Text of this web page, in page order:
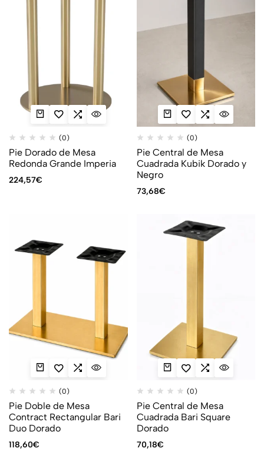
(0)
Pie Dorado de Mesa
Redonda Grande Imperia
224,57€
(0)
Pie Central de Mesa
Cuadrada Kubik Dorado y
Negro
73,68€
(0)
Pie Doble de Mesa
Contract Rectangular Bari
Duo Dorado
118,60€
(0)
Pie Central de Mesa
Cuadrada Bari Square
Dorado
70,18€